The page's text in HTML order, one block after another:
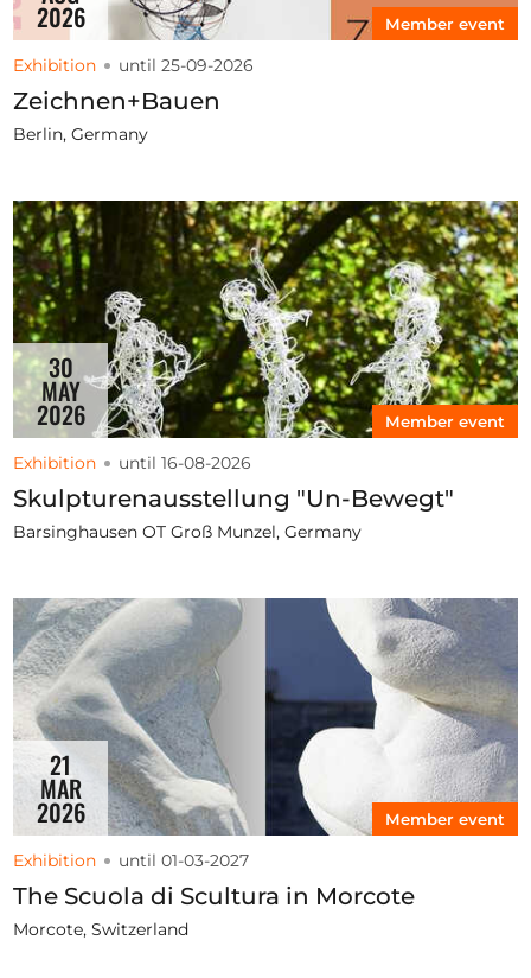
2026 Member event
Exhibition until 25-09-2026
Zeichnen+Bauen
Berlin, Germany
30
MAY
2026 Member event
Exhibition until 16-08-2026
Skulpturenausstellung "Un-Bewegt"
Barsinghausen OT Groß Munzel, Germany
21
MAR
2026 Member event
Exhibition until 01-03-2027
The Scuola di Scultura in Morcote
Morcote, Switzerland